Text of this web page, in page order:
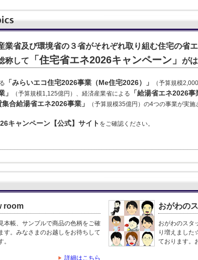
業省及び環境省の３省がそれぞれ取り組む住宅の省
称して
「住宅省エネ2026キャンペーン 」 が
「みらいエコ住宅2026事業（Me住宅2026）」 （予算規模
」
（予算規模1,125億円）、経済産業省による 「給湯省エネ2026事
集合給湯省エネ2026事業」 （予算規模35億円）の4つの事業が実施
キャンペーン【公式】サイト をご確認ください。
room
本帳、サンプルで商品の色柄をご確
す。みなさまのお越しをお待ちして
。
詳細はこちら
おがわの
おがわのスタ
り増えました
ております。